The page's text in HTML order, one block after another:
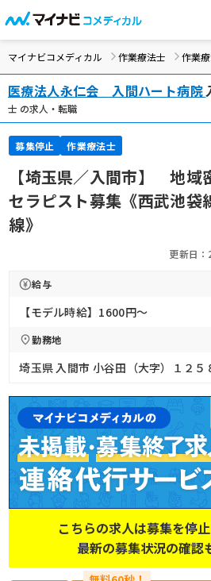
マイナビコメディカル 作業療法士 作業
医療法人永仁会 入間ハート病院
士 の求人・転職
募集停止 作業療法士
【埼玉県／入間市】 地域
セラピスト募集《西武池袋
線》
更新日
給与
【モデル時給】1600円〜
勤務地
埼玉県 入間市 小谷田（大字）１２５
こちらの求人は募集を停止
最新の募集状況の確認